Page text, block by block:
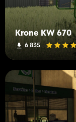
Krone KW 670
6 835